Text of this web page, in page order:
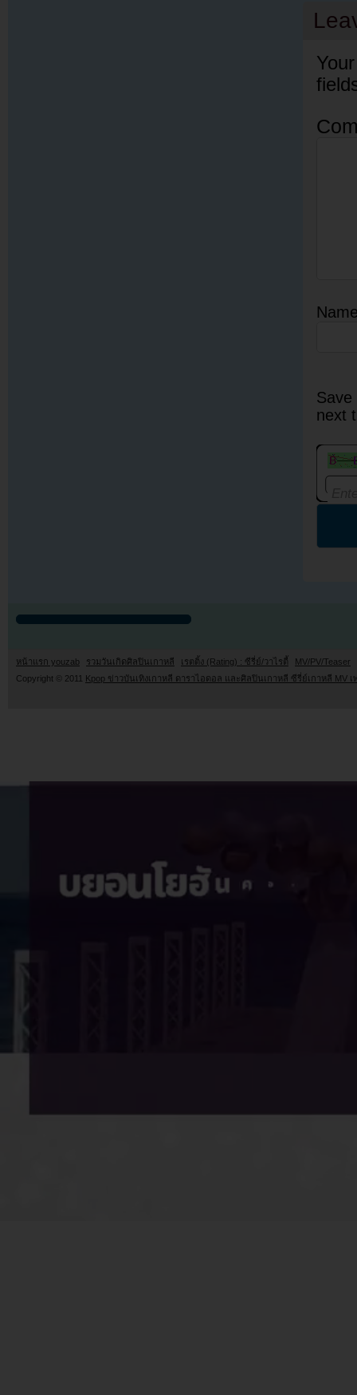
next
หน้าแรก youzab รวมวันเกิดศิลปินเกาหลี เรตติ้ง (Rating) : ซีรี่ย์/วาไรตี้
MV/PV/Teaser
Copyright © 2011 Kpop ข่าวบันเทิงเกาหลี ดาราไอดอล และศิลปินเกาหลี ซีรี่ย์เกาหลี MV